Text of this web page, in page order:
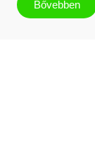
Bővebben